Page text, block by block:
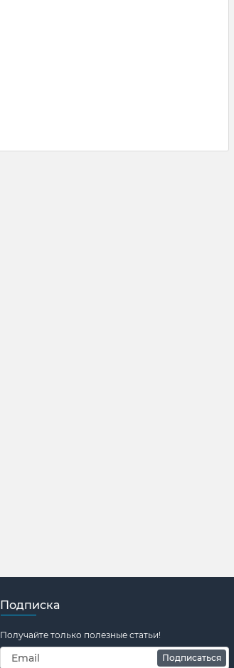
Подписка
Получайте только полезные статьи!
Подписаться